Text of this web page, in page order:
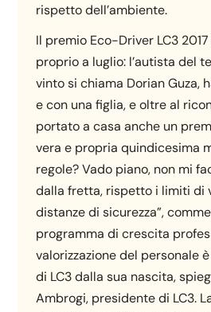
rispetto dell’ambiente.
Il premio Eco-Driver LC3
proprio a luglio: l’autista del
vinto si chiama Dorian Guza,
e con una figlia, e oltre al
portato a casa anche un
vera e propria quindicesima
regole? Vado piano, non mi
dalla fretta, rispetto i limiti di
distanze di sicurezza”,
programma di crescita
valorizzazione del personale
di LC3 dalla sua nascita,
Ambrogi, presidente di LC3.